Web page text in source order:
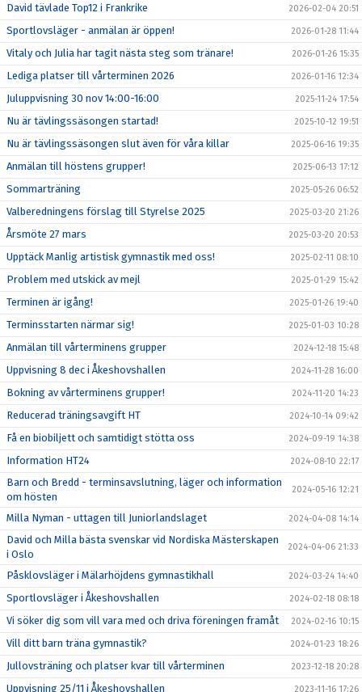
David tävlade Top12 i Frankrike 2026-02-04 20:51
Sportlovsläger - anmälan är öppen! 2026-01-28 11:44
Vitaly och Julia har tagit nästa steg som tränare! 2026-01-26 15:35
Lediga platser till vårterminen 2026 2026-01-16 12:34
Juluppvisning 30 nov 14:00-16:00 2025-11-24 17:54
Nu är tävlingssäsongen startad! 2025-10-12 19:51
Nu är tävlingssäsongen slut även för våra killar 2025-06-16 19:35
Anmälan till höstens grupper! 2025-06-13 17:12
Sommarträning 2025-05-26 06:52
Valberedningens förslag till Styrelse 2025 2025-03-20 21:26
Årsmöte 27 mars 2025-03-20 20:53
Upptäck Manlig artistisk gymnastik med oss! 2025-02-11 08:10
Problem med utskick av mejl 2025-01-29 15:42
Terminen är igång! 2025-01-26 19:40
Terminsstarten närmar sig! 2025-01-03 10:28
Anmälan till vårterminens grupper 2024-12-18 15:48
Uppvisning 8 dec i Åkeshovshallen 2024-11-28 16:00
Bokning av vårterminens grupper! 2024-11-20 14:23
Reducerad träningsavgift HT 2024-10-14 09:42
Få en biobiljett och samtidigt stötta oss 2024-09-19 14:38
Information HT24 2024-08-10 22:17
Barn och Bredd - terminsavslutning, läger och information
om hösten
2024-05-16 12:21
Milla Nyman - uttagen till Juniorlandslaget 2024-04-08 14:14
David och Milla bästa svenskar vid Nordiska Mästerskapen
i Oslo
2024-04-06 21:33
Påsklovsläger i Mälarhöjdens gymnastikhall 2024-03-24 14:40
Sportlovsläger i Åkeshovshallen 2024-02-18 08:18
Vi söker dig som vill vara med och driva föreningen framåt 2024-02-16 10:15
Vill ditt barn träna gymnastik? 2024-01-23 18:26
Jullovsträning och platser kvar till vårterminen 2023-12-18 20:28
Uppvisning 25/11 i Åkeshovshallen 2023-11-16 17:26